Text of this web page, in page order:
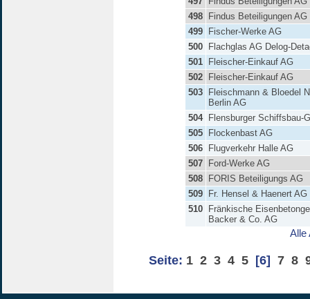
498
Findus Beteiligungen AG
499
Fischer-Werke AG
500
Flachglas AG Delog-
501
Fleischer-Einkauf AG
502
Fleischer-Einkauf AG
503
Fleischmann & Bloedel
Berlin AG
504
Flensburger Schiffsbau-
505
Flockenbast AG
506
Flugverkehr Halle AG
507
Ford-Werke AG
508
FORIS Beteiligungs AG
509
Fr. Hensel & Haenert AG
510
Fränkische
Backer & Co. AG
Alle
Seite: 1 2 3 4 5 [6] 7 8